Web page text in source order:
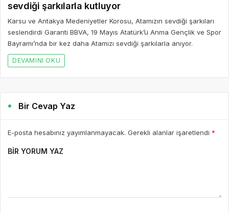
sevdiği şarkılarla kutluyor
Karsu ve Antakya Medeniyetler Korosu, Atamızın sevdiği şarkıları
seslendirdi Garanti BBVA, 19 Mayıs Atatürk’ü Anma Gençlik ve Spor
Bayramı’nda bir kez daha Atamızı sevdiği şarkılarla anıyor.
DEVAMINI OKU
Bir Cevap Yaz
E-posta hesabınız yayımlanmayacak. Gerekli alanlar işaretlendi *
BIR YORUM YAZ